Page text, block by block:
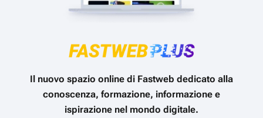
Il nuovo spazio online di Fastweb dedicato alla
conoscenza, formazione, informazione e
ispirazione nel mondo digitale.